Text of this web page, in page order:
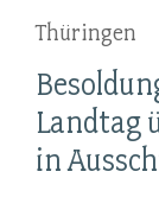
Thüringen
Landtag
in